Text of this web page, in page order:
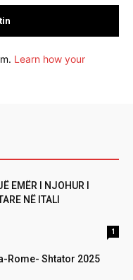
Learn how your
EMËR I NJOHUR I
NË ITALI
1
Rome- Shtator 2025